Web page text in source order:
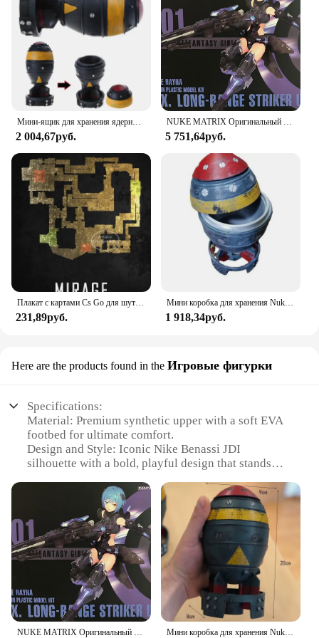
2 004,67руб. 5 751,64руб.
Плакат с картами Cs Go для шутера от первого лица, игра пыль 2, карта Nuke, черная Печать на холсте, картины на стену для игровой комнаты, Настенный декор
231,89руб.
Мини коробка для хранения Nuke Bomb, ретро Статуэтка из смолы, настольные художественные поделки, Декор для дома, спальни, офиса, настольное украшение, отличный подарок
1 918,34руб.
Here are the products found in the Игровые фигурки
Specifications:
Material: Premium synthetic upper with a soft EVA
footbed for ultimate comfort.
Design and Style: Iconic Nike Benassi JDI
silhouette with a bold, playful design that stands
Usage and Purpose: Ideal for casual wear, beach
outings, or poolside relaxation.
Performance and Property: Durable construction
ensures long-lasting wear, while the slip-resistant
outsole provides stability.
Shape or Size or Weight or Quantity: Available in
standard sizes to fit a variety of foot shapes and
sizes.
Parts and Accessories: Comes with a set of Nike
Benassi JDI Flip Flops, ready for immediate use.
Мини коробка для хранения Nuke Bomb, ретро Статуэтка из смолы, настольные художественные поделки, Декор для дома, спальни, офиса, настольное украшение, отличный подарок